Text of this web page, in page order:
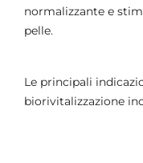
normalizzante e
pelle.
Le principali
biorivitalizzazione